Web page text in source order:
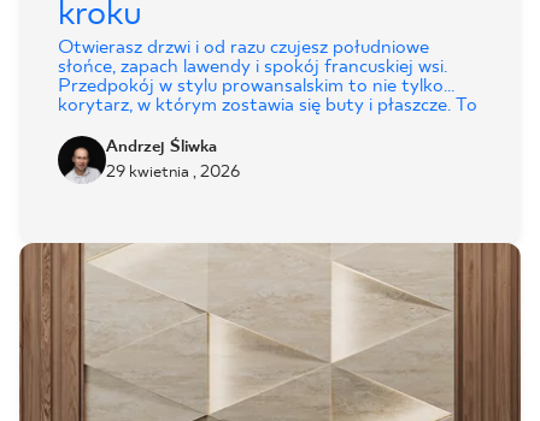
kroku
Otwierasz drzwi i od razu czujesz południowe
słońce, zapach lawendy i spokój francuskiej wsi.
Przedpokój w stylu prowansalskim to nie tylko
korytarz, w którym zostawia się buty i płaszcze. To
progu zdradza charakter domu. Prowansalski
klimat łączy w sobie naturalność i rustykalne
detale, a francuska elegancja dodaje mu lekkości.
Andrzej Śliwka
29 kwietnia , 2026